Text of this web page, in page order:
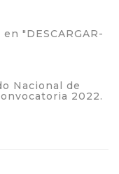
"DESCARGAR-
Nacional de
2022.